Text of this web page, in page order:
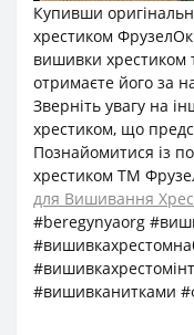
Купивши
хрестиком ФрузелОк
вишивки хрестиком
отримаєте його за
Зверніть увагу на
хрестиком, що
Познайомитися із
хрестиком ТМ
для Вишивання
#beregynyaorg
#вишивканитками